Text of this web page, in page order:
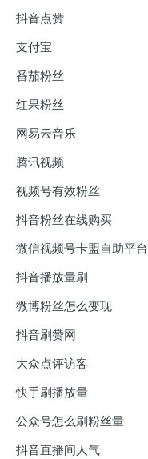
抖音点赞
支付宝
番茄粉丝
红果粉丝
网易云音乐
腾讯视频
视频号有效粉丝
抖音粉丝在线购买
微信视频号卡盟自助平台
抖音播放量刷
微博粉丝怎么变现
抖音刷赞网
大众点评访客
快手刷播放量
公众号怎么刷粉丝量
抖音直播间人气